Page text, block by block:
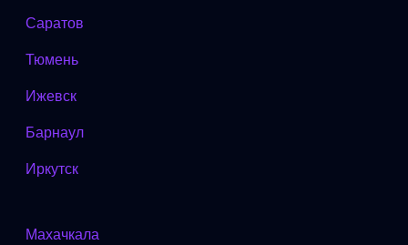
Саратов
Тюмень
Ижевск
Барнаул
Иркутск
Махачкала